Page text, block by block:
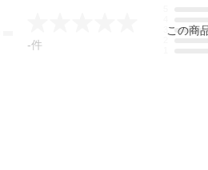
-件
この商